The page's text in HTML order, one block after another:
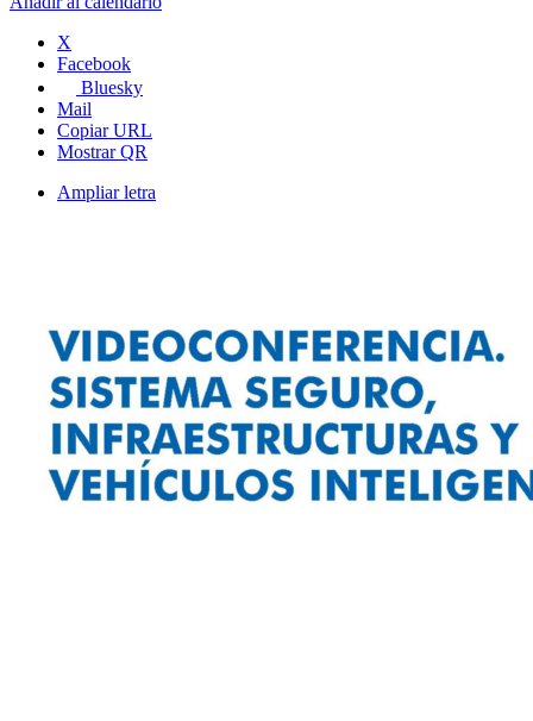
X
Facebook
Bluesky
Mail
Copiar URL
Mostrar QR
Ampliar letra